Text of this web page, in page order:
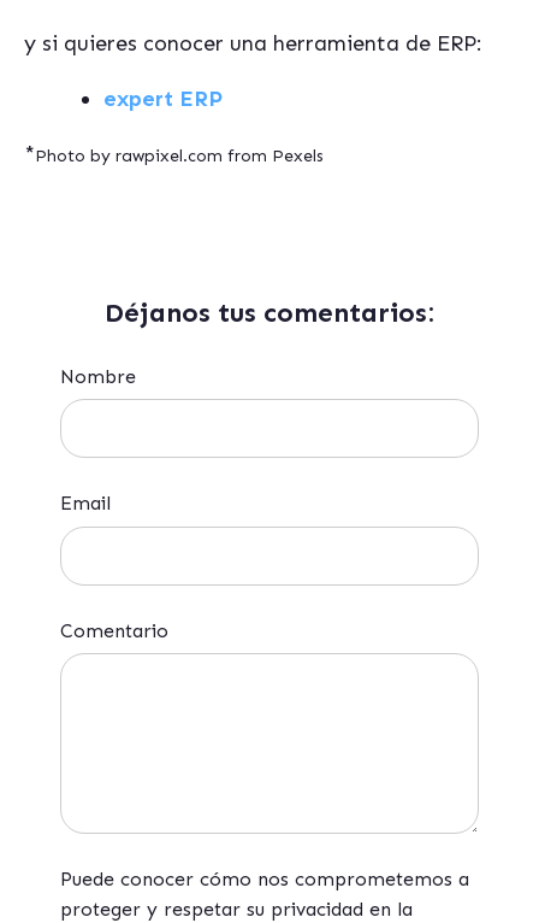
y si quieres conocer una herramienta de ERP:
expert ERP
*Photo by rawpixel.com from Pexels
Déjanos tus comentarios:
Nombre
Email
Comentario
Puede conocer cómo nos comprometemos a
proteger y respetar su privacidad en la